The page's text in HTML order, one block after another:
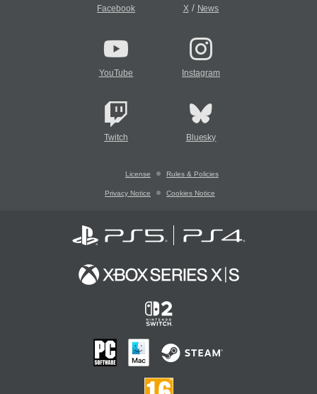
Facebook X/ News
YouTube Instagram
Twitch Bluesky
License Rules & Policies
Privacy Notice Cookies Notice